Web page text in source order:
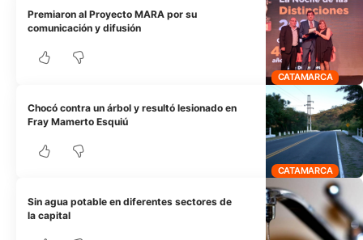
CATAMARCA
Premiaron al Proyecto MARA por su
comunicación y difusión
CATAMARCA
Chocó contra un árbol y resultó lesionado en
Fray Mamerto Esquiú
Sin agua potable en diferentes sectores de
la capital